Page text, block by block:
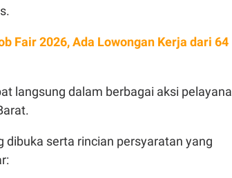
Fair 2026, Ada Lowongan Kerja dari 64
langsung dalam berbagai aksi
dibuka serta rincian persyaratan yang